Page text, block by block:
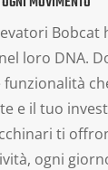
Bobcat
loro DNA.
funzionalità
e il tuo
ti
ogni